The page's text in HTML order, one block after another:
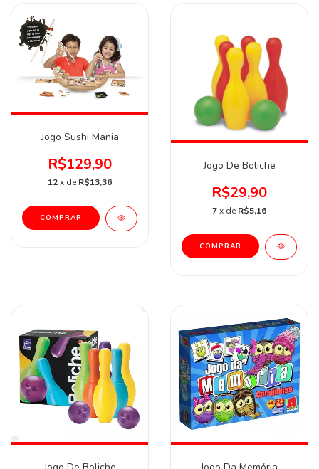
Jogo Sushi Mania
R$129,90
12x de R$13,36
Jogo De Boliche
R$29,90
7x de R$5,16